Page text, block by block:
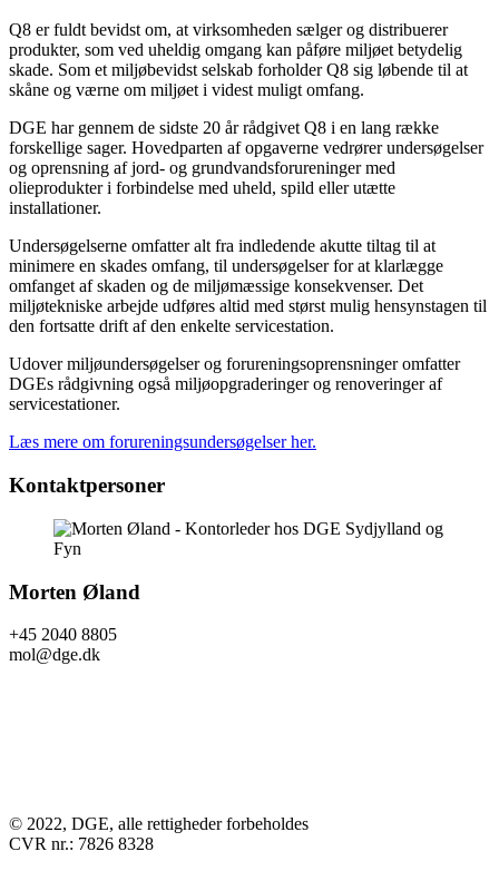
Q8 er fuldt bevidst om, at virksomheden sælger og distribuerer
produkter, som ved uheldig omgang kan påføre miljøet betydelig
skade. Som et miljøbevidst selskab forholder Q8 sig løbende til at
skåne og værne om miljøet i videst muligt omfang.
DGE har gennem de sidste 20 år rådgivet Q8 i en lang række
forskellige sager. Hovedparten af opgaverne vedrører undersøgelser
og oprensning af jord- og grundvandsforureninger med
olieprodukter i forbindelse med uheld, spild eller utætte
installationer.
Undersøgelserne omfatter alt fra indledende akutte tiltag til at
minimere en skades omfang, til undersøgelser for at klarlægge
omfanget af skaden og de miljømæssige konsekvenser. Det
miljøtekniske arbejde udføres altid med størst mulig hensynstagen til
den fortsatte drift af den enkelte servicestation.
Udover miljøundersøgelser og forureningsoprensninger omfatter
DGEs rådgivning også miljøopgraderinger og renoveringer af
servicestationer.
Læs mere om forureningsundersøgelser her.
Kontaktpersoner
Morten Øland
+45 2040 8805
mol@dge.dk
© 2022, DGE, alle rettigheder forbeholdes
CVR nr.: 7826 8328